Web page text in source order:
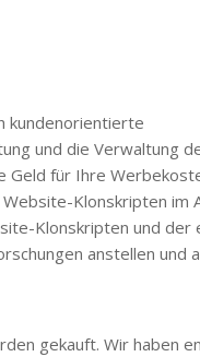
kundenorientierte
und die Verwaltung
Geld für Ihre
Klonskripten im
Klonskripten und der
anstellen und
gekauft. Wir haben